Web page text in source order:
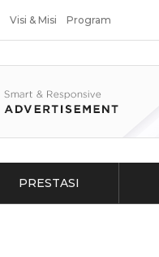
Visi & Misi Program
PRESTASI